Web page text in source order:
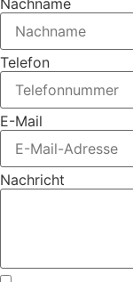
Nachname
Telefon
E-Mail
Nachricht